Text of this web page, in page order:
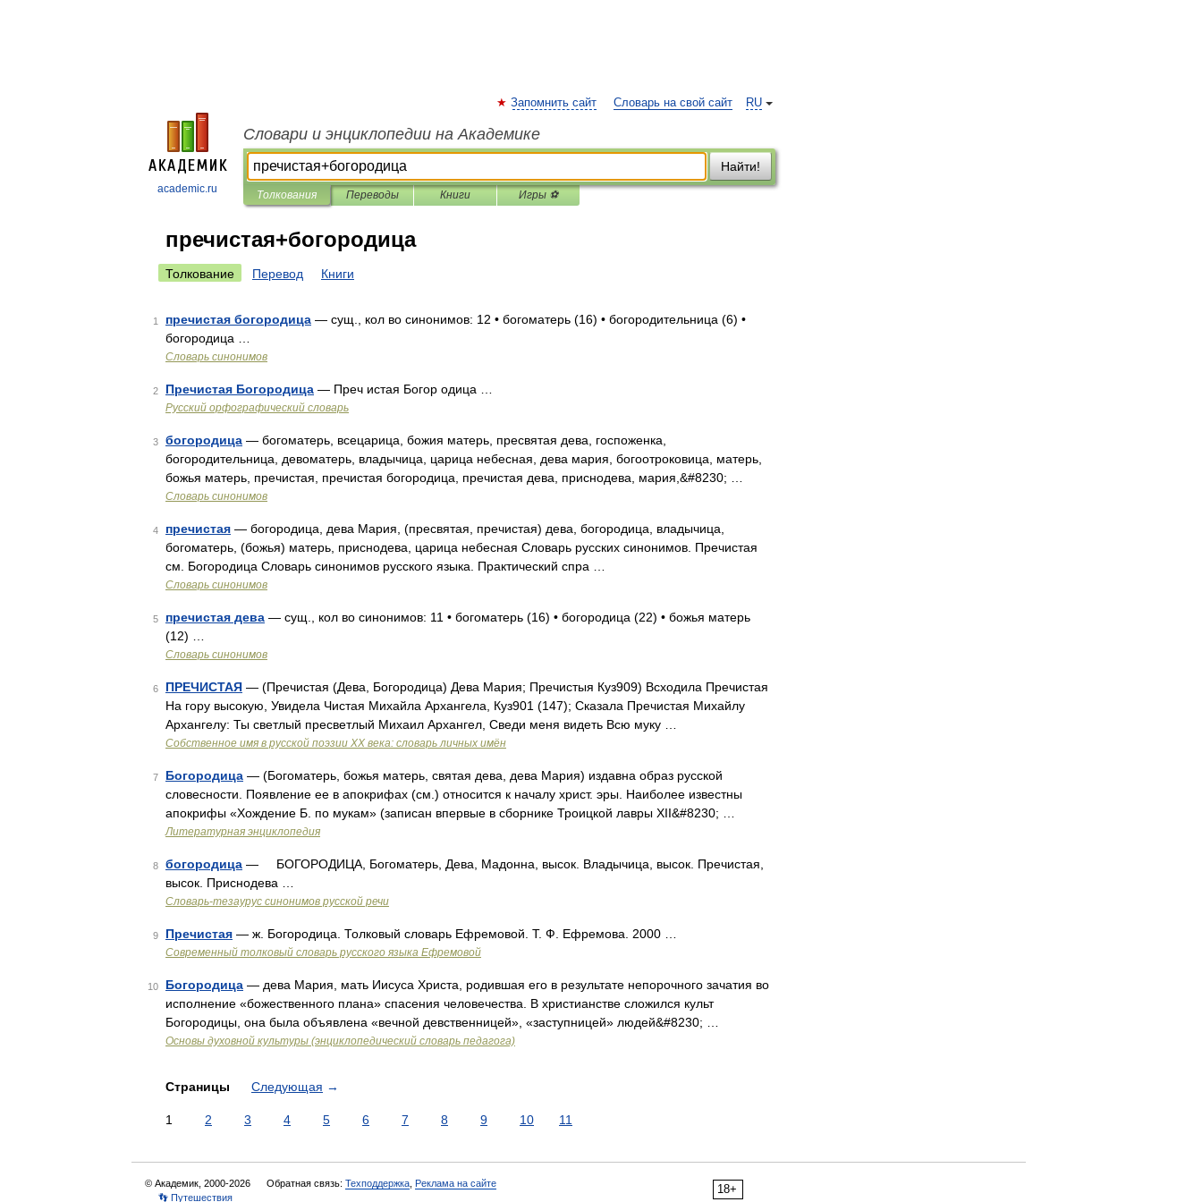
academic.ru
RU
Запомнить сайт Словарь на свой сайт
Словари и энциклопедии на Академике
Найти!
Толкования Переводы Книги Игры ⚽
пречистая+богородица
Толкование Перевод Книги
1 пречистая богородица — сущ., кол во синонимов: 12 • богоматерь (16) • богородительница (6) •
богородица …
Словарь синонимов
2 Пречистая Богородица — Преч истая Богор одица …
Русский орфографический словарь
3 богородица — богоматерь, всецарица, божия матерь, пресвятая дева, госпоженка,
богородительница, девоматерь, владычица, царица небесная, дева мария, богоотроковица, матерь,
божья матерь, пречистая, пречистая богородица, пречистая дева, приснодева, мария,&#8230; …
Словарь синонимов
4 пречистая — богородица, дева Мария, (пресвятая, пречистая) дева, богородица, владычица,
богоматерь, (божья) матерь, приснодева, царица небесная Словарь русских синонимов. Пречистая
см. Богородица Словарь синонимов русского языка. Практический спра …
Словарь синонимов
5 пречистая дева — сущ., кол во синонимов: 11 • богоматерь (16) • богородица (22) • божья матерь
(12) …
Словарь синонимов
6 ПРЕЧИСТАЯ — (Пречистая (Дева, Богородица) Дева Мария; Пречистыя Куз909) Всходила Пречистая
На гору высокую, Увидела Чистая Михайла Архангела, Куз901 (147); Сказала Пречистая Михайлу
Архангелу: Ты светлый пресветлый Михаил Архангел, Сведи меня видеть Всю муку …
Собственное имя в русской поэзии XX века: словарь личных имён
7 Богородица — (Богоматерь, божья матерь, святая дева, дева Мария) издавна образ русской
словесности. Появление ее в апокрифах (см.) относится к началу христ. эры. Наиболее известны
апокрифы «Хождение Б. по мукам» (записан впервые в сборнике Троицкой лавры XII&#8230; …
Литературная энциклопедия
8 богородица — БОГОРОДИЦА, Богоматерь, Дева, Мадонна, высок. Владычица, высок. Пречистая,
высок. Приснодева …
Словарь-тезаурус синонимов русской речи
9 Пречистая — ж. Богородица. Толковый словарь Ефремовой. Т. Ф. Ефремова. 2000 …
Современный толковый словарь русского языка Ефремовой
10 Богородица — дева Мария, мать Иисуса Христа, родившая его в результате непорочного зачатия во
исполнение «божественного плана» спасения человечества. В христианстве сложился культ
Богородицы, она была объявлена «вечной девственницей», «заступницей» людей&#8230; …
Основы духовной культуры (энциклопедический словарь педагога)
Страницы Следующая →
1 2 3 4 5 6 7 8 9 10 11
18+
© Академик, 2000-2026 Обратная связь: Техподдержка Реклама на сайте
👣 Путешествия